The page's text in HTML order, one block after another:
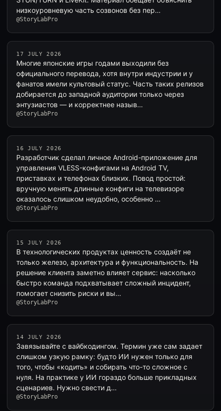
низкоуровневую часть созвонов без пер…
@StoryLabPro
17 JULY 2026
Многие японские игры годами выходили без
официального перевода, хотя внутри индустрии и у
фанатов имели культовый статус. Часть таких релизов
добирается до западной аудитории только через
энтузиастов — и корректнее назыв…
@StoryLabPro
16 JULY 2026
Разработчик сделал личное Android-приложение для
управления VLESS-конфигами на Android TV,
приставках и телефонах близких. Повод простой:
вручную менять длинные конфиги на телевизоре
оказалось слишком неудобно, особенно …
@StoryLabPro
15 JULY 2026
В технологических продуктах ценность создаёт не
только железо, архитектура и функциональность. На
решение клиента заметно влияет сервис: насколько
быстро команда подхватывает сложный инцидент,
помогает снизить риски и вы…
@StoryLabPro
14 JULY 2026
Завязывайте с вайбкодингом. Термин уже сам задает
слишком узкую рамку: будто ИИ нужен только для
того, чтобы «кодить» и собирать что-то сложное с
нуля. На практике у ИИ гораздо больше прикладных
сценариев. Нужно свести д…
@StoryLabPro